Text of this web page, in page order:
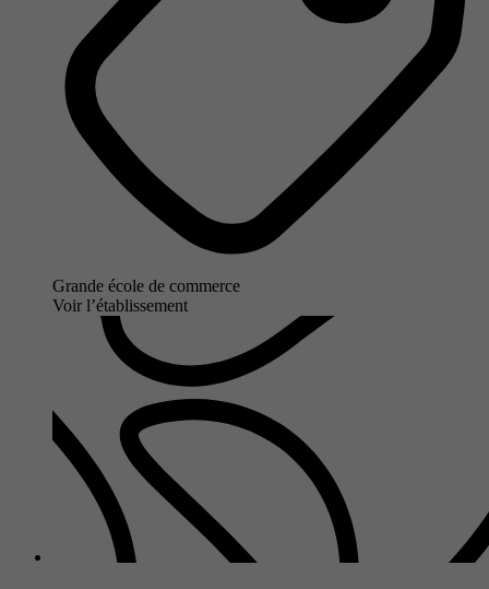
Grande école de commerce
Voir l’établissement